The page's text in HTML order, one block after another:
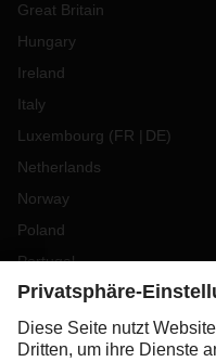
Great Britain
Hungary
Ireland
Italy
Luxembourg (FR DE)
Netherlands
Norway
Poland
Portugal
Romania
Slovakia
Spain